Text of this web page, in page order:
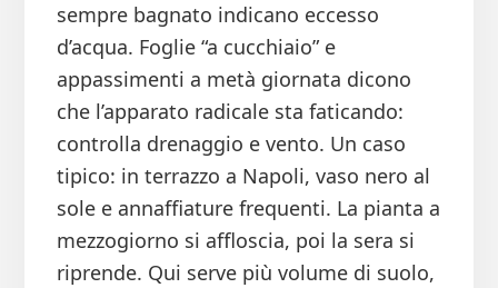
sempre bagnato indicano eccesso
d’acqua. Foglie “a cucchiaio” e
appassimenti a metà giornata dicono
che l’apparato radicale sta faticando:
controlla drenaggio e vento. Un caso
tipico: in terrazzo a Napoli, vaso nero al
sole e annaffiature frequenti. La pianta a
mezzogiorno si affloscia, poi la sera si
riprende. Qui serve più volume di suolo,